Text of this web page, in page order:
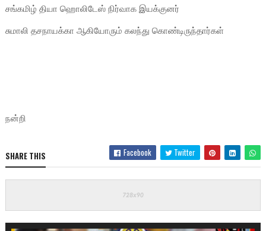
சங்கமிழ் தியா ஹொலிடேஸ் நிர்வாக இயக்குனர்
சுமாலி தசநாயக்கா ஆகியோரும் கலந்து கொண்டிருந்தார்கள்
நன்றி
SHARE THIS Facebook Twitter